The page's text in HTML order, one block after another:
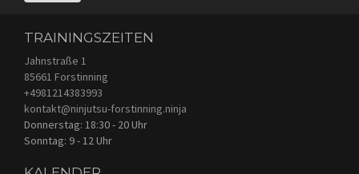
TRAININGSZEITEN
Jahnstraße 1
85661 Forstinning
+4981214383993
kontakt@ninjutsu-forstinning.ninja
Donnerstag: 18:30 - 20 Uhr
Sonntag: 9 - 12 Uhr